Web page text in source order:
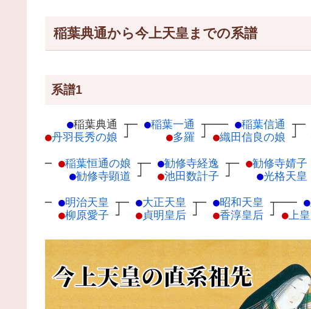
稲葉典通から今上天皇までの系譜
系譜1
●稲葉典通 ┬
●丹羽長秀の娘 ┘
─ ●稲葉一通 ┬
●多羅 ┘
─── ●稲葉信通 ┬
●織田信良の娘 ┘
─
─ ●稲葉恒通の娘 ┬
●勧修寺顕道 ┘
─ ●勧修寺経逸 ┬
●池田数計子 ┘
─ ●勧修寺婧子
●光格天皇
─ ●明治天皇 ┬
●柳原愛子 ┘
─ ●大正天皇 ┬
●貞明皇后 ┘
─ ●昭和天皇 ┬
●香淳皇后 ┘
─── ●
● 上